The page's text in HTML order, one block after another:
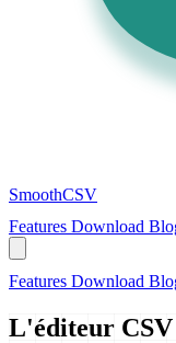
SmoothCSV
Features Download
Features Download
L'éditeur